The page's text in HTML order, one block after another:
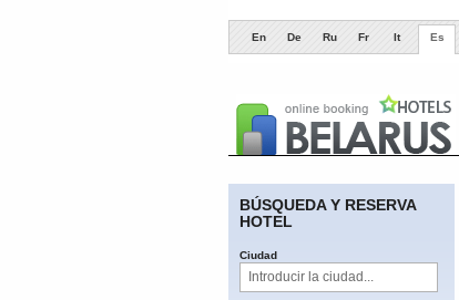
En De Ru Fr It Es
BÚSQUEDA Y RESERVA
HOTEL
​Ciudad